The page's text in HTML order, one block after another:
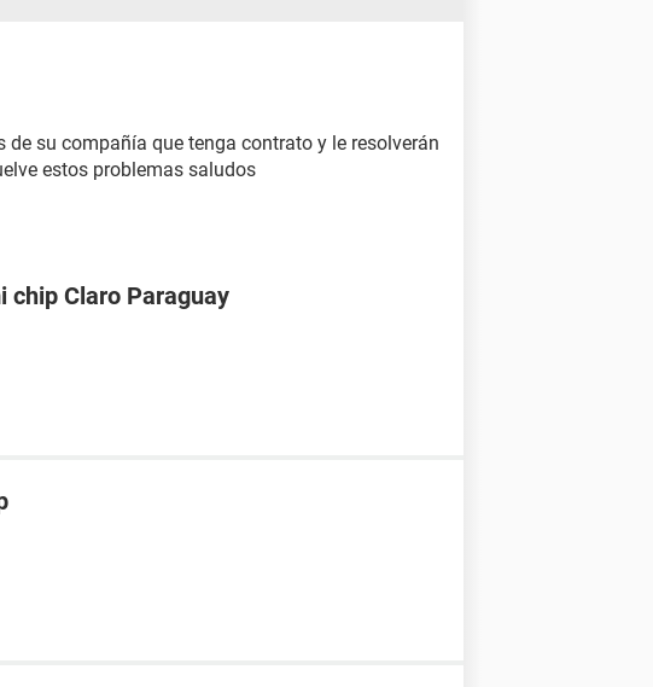
su compañía que tenga contrato y le resolverán
estos problemas saludos
chip Claro Paraguay